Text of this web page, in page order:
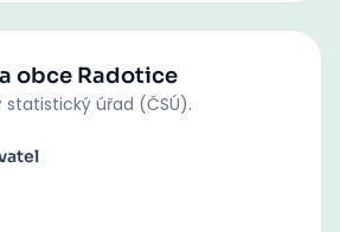
obce Radotice
statistický úřad (ČSÚ).